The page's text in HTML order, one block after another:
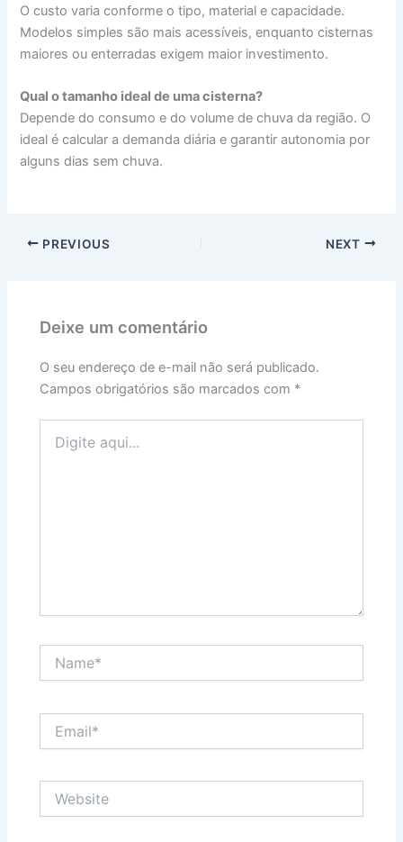
O custo varia conforme o tipo, material e capacidade.
Modelos simples são mais acessíveis, enquanto cisternas
maiores ou enterradas exigem maior investimento.
Qual o tamanho ideal de uma cisterna?
Depende do consumo e do volume de chuva da região. O
ideal é calcular a demanda diária e garantir autonomia por
alguns dias sem chuva.
PREVIOUS NEXT
Deixe um comentário
O seu endereço de e-mail não será publicado.
Campos obrigatórios são marcados com *
aqui...